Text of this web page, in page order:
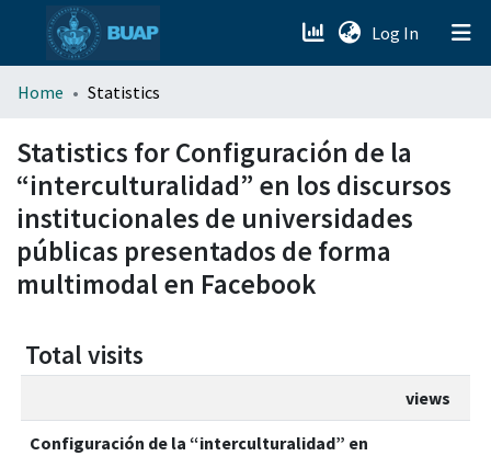
Log In (current)
menu.section.about_menu
All of DSpace
Home Statistics
Statistics for Configuración de la
“interculturalidad” en los discursos
institucionales de universidades
públicas presentados de forma
multimodal en Facebook
Total visits
views
Configuración de la “interculturalidad” en